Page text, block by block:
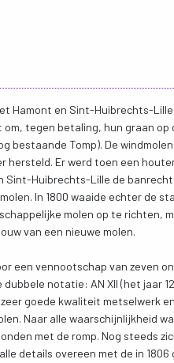
Hamont en Sint-Huibrechts-
om, tegen betaling, hun graan
bestaande Tomp). De
Er werd toen een
Sint-Huibrechts-Lille de
In 1800 waaide echter de
molen op te richten,
van een nieuwe molen.
een vennootschap van zeven
notatie: AN XII (het jaar
goede kwaliteit metselwerk
Naar alle waarschijnlijkheid
met de romp. Nog steeds
details overeen met de in